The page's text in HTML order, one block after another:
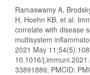
Ramaswamy A,
H, Hoehn KB, et al.
correlate with disease
multisystem
2021 May
10.1016/
33891889; PMCID: